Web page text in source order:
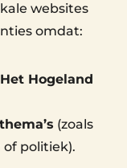
websites
omdat:
Hogeland
(zoals
politiek).